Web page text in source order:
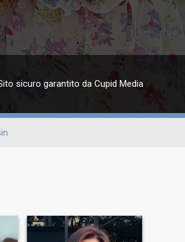
sicuro garantito da Cupid Media